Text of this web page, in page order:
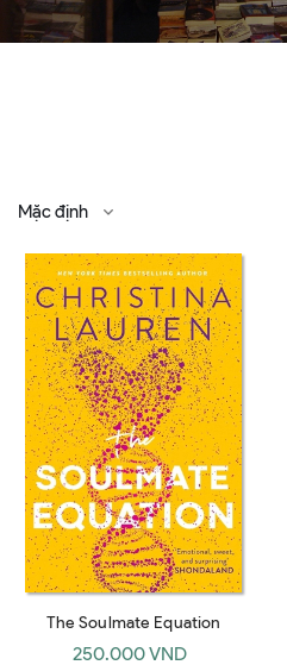
Mặc định
The Soulmate Equation
250.000 VND